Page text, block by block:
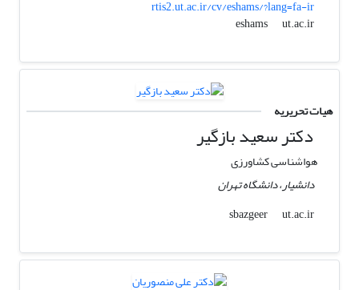
rtis2.ut.ac.ir/cv/eshams/?lang=fa-ir
eshams
ut.ac.ir
هیات تحریریه
دکتر سعید بازگیر
هواشناسی کشاورزی
دانشیار، دانشگاه تهران
sbazgeer
ut.ac.ir